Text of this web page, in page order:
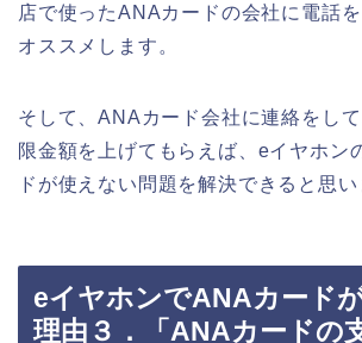
店で使ったANAカードの会社に電話
オススメします。
そして、ANAカード会社に連絡をし
限金額を上げてもらえば、eイヤホン
ドが使えない問題を解決できると思い
eイヤホンでANAカード
理由３．「ANAカードの